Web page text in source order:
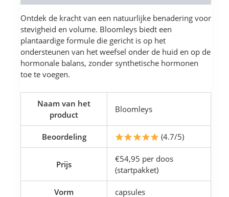
Ontdek de kracht van een natuurlijke benadering voor
stevigheid en volume. Bloomleys biedt een
plantaardige formule die gericht is op het
ondersteunen van het weefsel onder de huid en op de
hormonale balans, zonder synthetische hormonen
toe te voegen.
Naam van het
product
Bloomleys
Beoordeling (4.7/5)
Prijs
€54,95 per doos
(startpakket)
Vorm capsules